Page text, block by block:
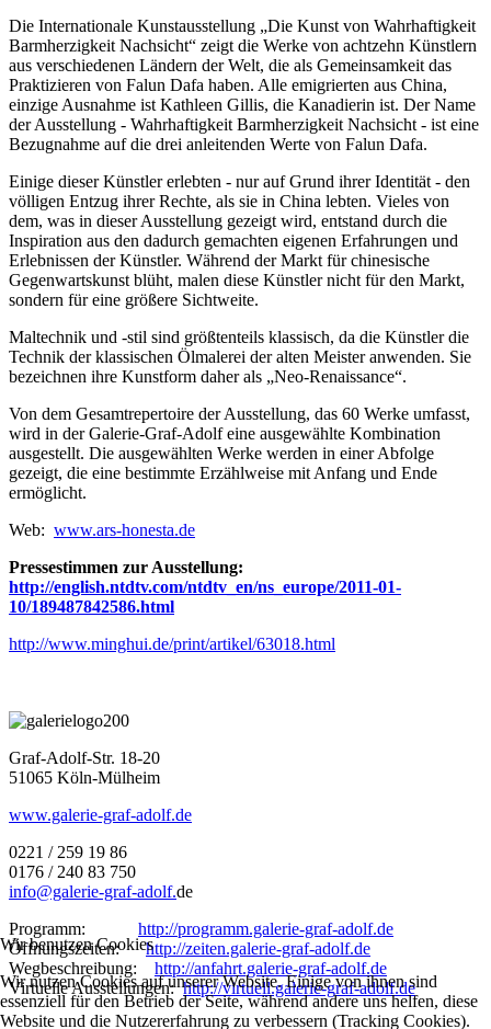
Die Internationale Kunstausstellung „Die Kunst von Wahrhaftigkeit
Barmherzigkeit Nachsicht“ zeigt die Werke von achtzehn Künstlern
aus verschiedenen Ländern der Welt, die als Gemeinsamkeit das
Praktizieren von Falun Dafa haben. Alle emigrierten aus China,
einzige Ausnahme ist Kathleen Gillis, die Kanadierin ist. Der Name
der Ausstellung - Wahrhaftigkeit Barmherzigkeit Nachsicht - ist eine
Bezugnahme auf die drei anleitenden Werte von Falun Dafa.
Einige dieser Künstler erlebten - nur auf Grund ihrer Identität - den
völligen Entzug ihrer Rechte, als sie in China lebten. Vieles von
dem, was in dieser Ausstellung gezeigt wird, entstand durch die
Inspiration aus den dadurch gemachten eigenen Erfahrungen und
Erlebnissen der Künstler. Während der Markt für chinesische
Gegenwartskunst blüht, malen diese Künstler nicht für den Markt,
sondern für eine größere Sichtweite.
Maltechnik und -stil sind größtenteils klassisch, da die Künstler die
Technik der klassischen Ölmalerei der alten Meister anwenden. Sie
bezeichnen ihre Kunstform daher als „Neo-Renaissance“.
Von dem Gesamtrepertoire der Ausstellung, das 60 Werke umfasst,
wird in der Galerie-Graf-Adolf eine ausgewählte Kombination
ausgestellt. Die ausgewählten Werke werden in einer Abfolge
gezeigt, die eine bestimmte Erzählweise mit Anfang und Ende
ermöglicht.
Web: www.ars-honesta.de
Pressestimmen zur Ausstellung:
http://english.ntdtv.com/ntdtv_en/ns_europe/2011-01-
10/189487842586.html
http://www.minghui.de/print/artikel/63018.html
Graf-Adolf-Str. 18-20
51065 Köln-Mülheim
www.galerie-graf-adolf.de
0221 / 259 19 86
0176 / 240 83 750
info@galerie-graf-adolf.de
Programm: http://programm.galerie-graf-adolf.de
Öffnungszeiten:http://zeiten.galerie-graf-adolf.de
Wegbeschreibung: http://anfahrt.galerie-graf-adolf.de
Virtuelle Ausstellungen:http://virtuell.galerie-graf-adolf.de
Wir benutzen Cookies
Wir nutzen Cookies auf unserer Website. Einige von ihnen sind
essenziell für den Betrieb der Seite, während andere uns helfen, diese
Website und die Nutzererfahrung zu verbessern (Tracking Cookies).